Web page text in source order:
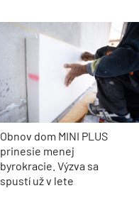
Obnov dom MINI PLUS
prinesie menej
byrokracie. Výzva sa
spustí už v lete